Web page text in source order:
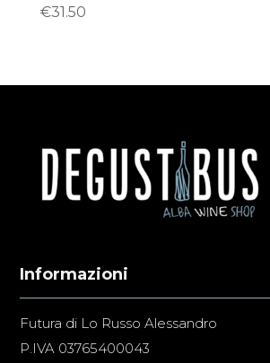
€31.50
Informazioni
Futura di Lo Russo Alessandro
P.IVA 03765400043